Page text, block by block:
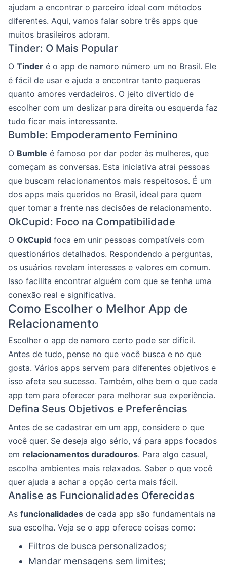
ajudam a encontrar o parceiro ideal com métodos
diferentes. Aqui, vamos falar sobre três apps que
muitos brasileiros adoram.
Tinder: O Mais Popular
O Tinder é o app de namoro número um no Brasil. Ele
é fácil de usar e ajuda a encontrar tanto paqueras
quanto amores verdadeiros. O jeito divertido de
escolher com um deslizar para direita ou esquerda faz
tudo ficar mais interessante.
Bumble: Empoderamento Feminino
O Bumble é famoso por dar poder às mulheres, que
começam as conversas. Esta iniciativa atrai pessoas
que buscam relacionamentos mais respeitosos. É um
dos apps mais queridos no Brasil, ideal para quem
quer tomar a frente nas decisões de relacionamento.
OkCupid: Foco na Compatibilidade
O OkCupid foca em unir pessoas compatíveis com
questionários detalhados. Respondendo a perguntas,
os usuários revelam interesses e valores em comum.
Isso facilita encontrar alguém com que se tenha uma
conexão real e significativa.
Como Escolher o Melhor App de
Relacionamento
Escolher o app de namoro certo pode ser difícil.
Antes de tudo, pense no que você busca e no que
gosta. Vários apps servem para diferentes objetivos e
isso afeta seu sucesso. Também, olhe bem o que cada
app tem para oferecer para melhorar sua experiência.
Defina Seus Objetivos e Preferências
Antes de se cadastrar em um app, considere o que
você quer. Se deseja algo sério, vá para apps focados
em relacionamentos duradouros. Para algo casual,
escolha ambientes mais relaxados. Saber o que você
quer ajuda a achar a opção certa mais fácil.
Analise as Funcionalidades Oferecidas
As funcionalidades de cada app são fundamentais na
sua escolha. Veja se o app oferece coisas como:
Filtros de busca personalizados;
Mandar mensagens sem limites;